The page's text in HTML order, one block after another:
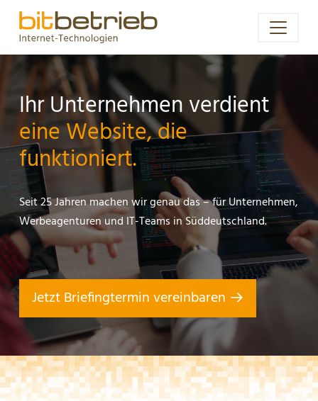
Ihr Unternehmen verdient
eine Website, die
funktioniert.
Seit 25 Jahren machen wir genau das – für Unternehmen,
Werbeagenturen und IT-Teams in Süddeutschland.
Jetzt Briefingtermin vereinbaren